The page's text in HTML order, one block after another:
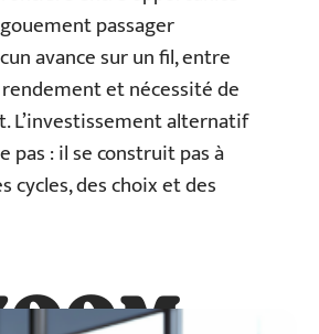
passager
avance sur un fil, entre
et nécessité de
L’investissement alternatif
pas : il se construit pas à
cycles, des choix et des